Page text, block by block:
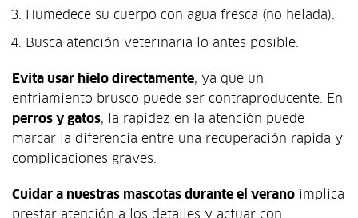
Humedece su cuerpo con agua fresca (no helada).
Busca atención veterinaria lo antes posible.
Evita usar hielo directamente, ya que un
enfriamiento brusco puede ser contraproducente. En
perros y gatos, la rapidez en la atención puede
marcar la diferencia entre una recuperación rápida y
complicaciones graves.
Cuidar a nuestras mascotas durante el verano implica
prestar atención a los detalles y actuar con